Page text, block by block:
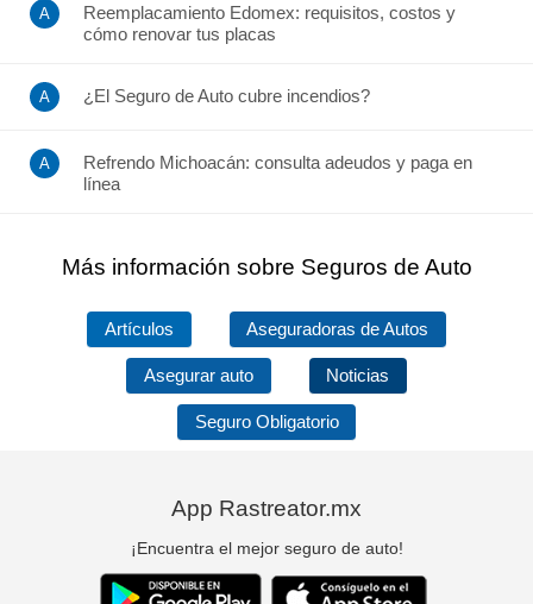
Reemplacamiento Edomex: requisitos, costos y
cómo renovar tus placas
¿El Seguro de Auto cubre incendios?
Refrendo Michoacán: consulta adeudos y paga en
línea
Más información sobre Seguros de Auto
Artículos Aseguradoras de Autos
Asegurar auto Noticias
Seguro Obligatorio
App Rastreator.mx
¡Encuentra el mejor seguro de auto!